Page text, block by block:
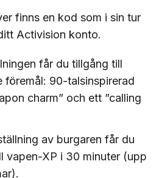
finns en kod som i sin tur
Activision konto.
får du tillgång till
föremål: 90-talsinspirerad
charm” och ett ”calling
av burgaren får du
vapen-XP i 30 minuter (upp